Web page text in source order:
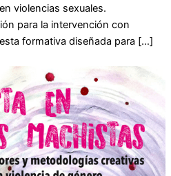
violencias sexuales.
para la intervención con
formativa diseñada para […]